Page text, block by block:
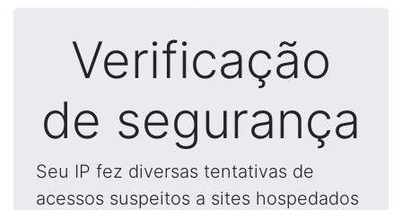
Verificação
de segurança
Seu IP fez diversas tentativas de
acessos suspeitos a sites hospedados